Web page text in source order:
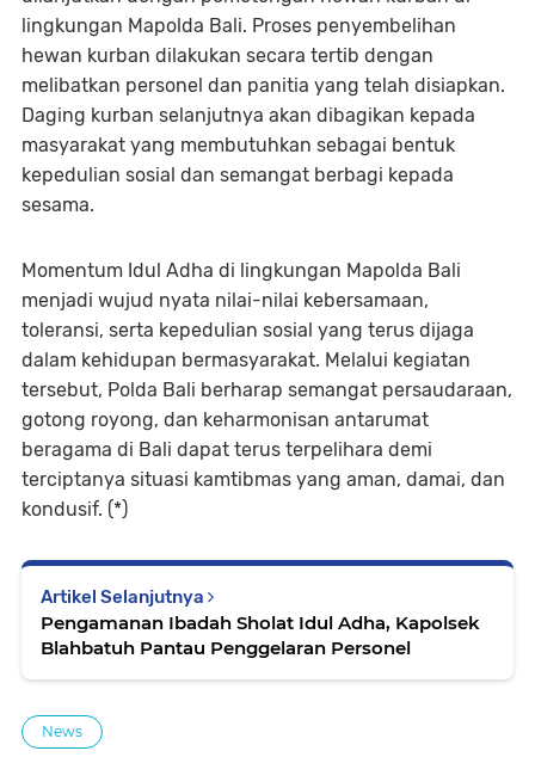
lingkungan Mapolda Bali. Proses penyembelihan
hewan kurban dilakukan secara tertib dengan
melibatkan personel dan panitia yang telah disiapkan.
Daging kurban selanjutnya akan dibagikan kepada
masyarakat yang membutuhkan sebagai bentuk
kepedulian sosial dan semangat berbagi kepada
sesama.
Momentum Idul Adha di lingkungan Mapolda Bali
menjadi wujud nyata nilai-nilai kebersamaan,
toleransi, serta kepedulian sosial yang terus dijaga
dalam kehidupan bermasyarakat. Melalui kegiatan
tersebut, Polda Bali berharap semangat persaudaraan,
gotong royong, dan keharmonisan antarumat
beragama di Bali dapat terus terpelihara demi
terciptanya situasi kamtibmas yang aman, damai, dan
kondusif. (*)
Artikel Selanjutnya
Pengamanan Ibadah Sholat Idul Adha, Kapolsek
Blahbatuh Pantau Penggelaran Personel
News